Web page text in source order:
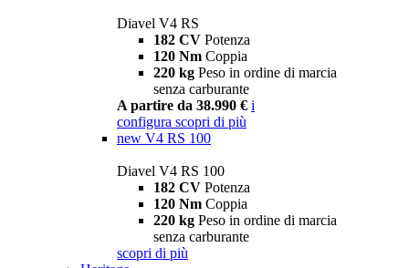
Diavel V4 RS
182 CV Potenza
120 Nm Coppia
220 kg Peso in ordine di marcia
senza carburante
A partire da 38.990 € i
configura scopri di più
new V4 RS 100
Diavel V4 RS 100
182 CV Potenza
120 Nm Coppia
220 kg Peso in ordine di marcia
senza carburante
scopri di più